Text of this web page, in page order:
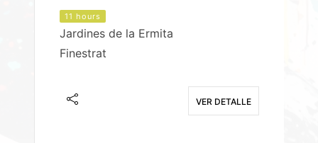
11 hours
Jardines de la Ermita
Finestrat
VER DETALLE